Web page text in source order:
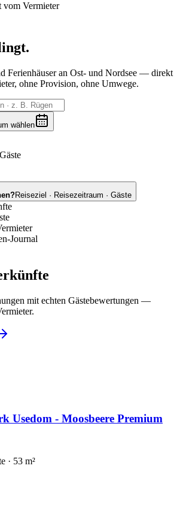
vom Vermieter
Ferienhäuser an Ost- und Nordsee — direkt
ohne Provision, ohne Umwege.
wählen
Reiseziel · Reisezeitraum · Gäste
Journal
mit echten Gästebewertungen —
Usedom - Moosbeere Premium
· 53 m²